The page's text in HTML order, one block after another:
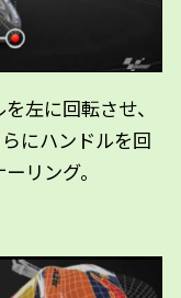
左に回転させ、
にハンドルを回
リング。